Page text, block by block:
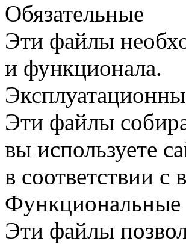
Обязательные
Эти файлы
и функционала.
Эти файлы
вы используете
в соответствии
Функциональные
Эти файлы